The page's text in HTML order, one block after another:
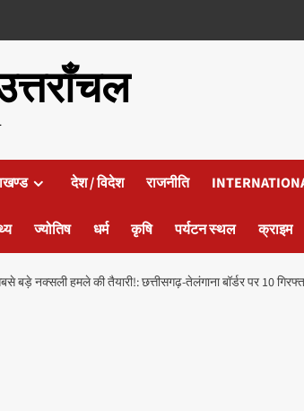
देश / विदेश राजनीति
ज्योतिष धर्म कृषि पर्यटन स्थल क्राइम
बड़े नक्सली हमले की तैयारी!: छत्तीसगढ़-तेलंगाना बॉर्डर पर 10